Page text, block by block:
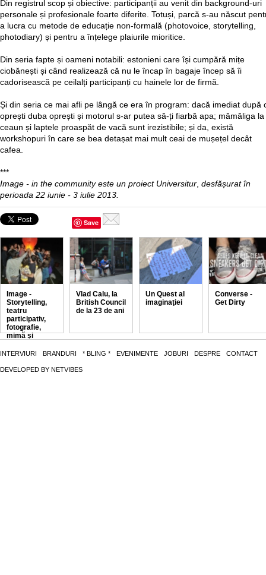
Din registrul scop și obiective: participanții au venit din background-uri
personale și profesionale foarte diferite. Totuși, parcă s-au născut
a lucra cu metode de educație non-formală (photovoice, storytelling,
photodiary) și pentru a înțelege plaiurile mioritice.
Din seria fapte și oameni notabili: estonieni care își cumpără mițe
ciobănești și când realizează că nu le încap în bagaje încep să îi
cadorisească pe ceilalți participanți cu hainele lor de firmă.
Și din seria ce mai afli pe lângă ce era în program: dacă imediat după
oprești duba oprești și motorul s-ar putea să-ți fiarbă apa; mămăliga la
ceaun și laptele proaspăt de vacă sunt irezistibile; și da, există
workshopuri în care se bea detașat mai mult ceai de mușețel decât
cafea.
***
Image - in the community este un proiect Universitur, desfășurat în
perioada 22 iunie - 3 iulie 2013.
Save
Image -
Storytelling,
teatru
participativ,
fotografie,
mimă și
livadă de la
Vlad Calu, la
British Council
de la 23 de ani
Un Quest al
imaginaţiei
Converse -
Get Dirty
INTERVIURI BRANDURI * BLING * EVENIMENTE JOBURI DESPRE CONTACT
DEVELOPED BY NETVIBES